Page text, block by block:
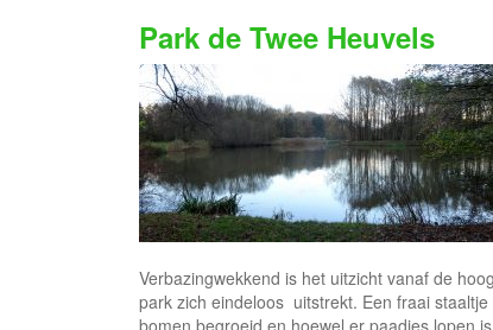
Park de Twee Heuvels
Verbazingwekkend is het uitzicht vanaf de
park zich eindeloos uitstrekt. Een fraai
bomen begroeid en hoewel er paadjes lopen